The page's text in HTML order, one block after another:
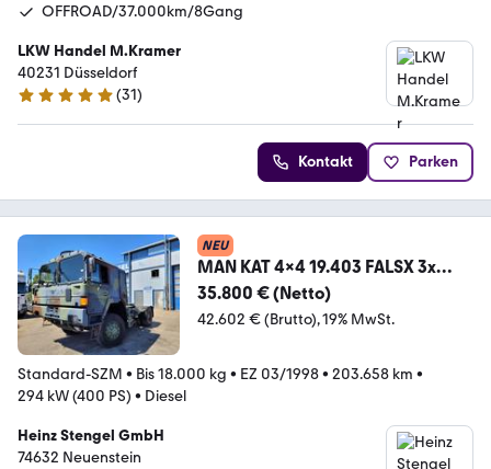
OFFROAD/37.000km/8Gang
LKW Handel M.Kramer
40231 Düsseldorf
5 Sterne
(31)
Kontakt Parken
NEU
MAN KAT 4x4 19.403 FALSX 3x
Sperre 3-Sitzer Allrad
35.800 € (Netto)
42.602 € (Brutto) 19% MwSt.
Standard-SZM • Bis 18.000 kg • EZ 03/1998• 203.658 km •
294 kW (400 PS) • Diesel
Heinz Stengel GmbH
74632 Neuenstein